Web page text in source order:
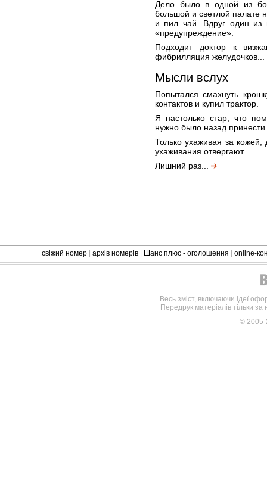
Дело было в одной из
большой и светлой палате
и пил чай. Вдруг один из
«предупреждение».
Подходит доктор к
фибрилляция желудочков...
Мысли вслух
Попытался смахнуть
контактов и купил трактор.
Я настолько стар, что
нужно было назад принести.
Только ухаживая за кожей,
ухаживания отвергают.
Лишний раз...
свіжий номер архів номерів Шанс плюс - оголошення online-
Весь зміст, включаючи ідеї
Передрук матеріалів тільки
©